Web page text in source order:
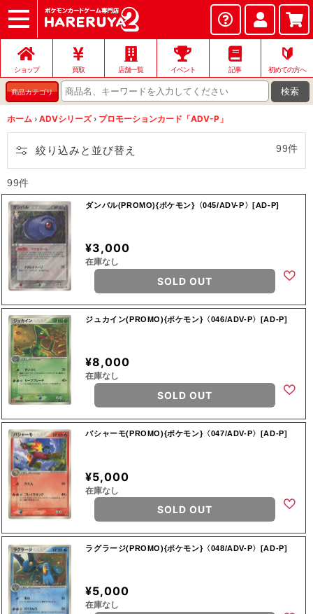
ショップ
店頭買取
ネット買取
店舗一覧
イベント
お問い合わせ
ショップ 買取 店舗一覧 イベント 記事
🔰
初めての方へ
商品カテゴリ 検索
ホーム › ADVシリーズ › プロモーションカード「ADV-P」
絞り込みと並び替え 99件
99件
ダンバル(PROMO){ポケモン}〈045/ADV-P〉[AD-P]
¥3,000
在庫なし
SOLD OUT
ジュカイン(PROMO){ポケモン}〈046/ADV-P〉[AD-P]
¥8,000
在庫なし
SOLD OUT
バシャーモ(PROMO){ポケモン}〈047/ADV-P〉[AD-P]
¥5,000
在庫なし
SOLD OUT
ラグラージ(PROMO){ポケモン}〈048/ADV-P〉[AD-P]
¥5,000
在庫なし